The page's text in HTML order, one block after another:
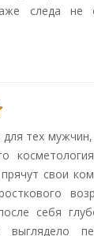
следа не
тех
свои
себя
выглядело